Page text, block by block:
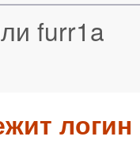
furr1a